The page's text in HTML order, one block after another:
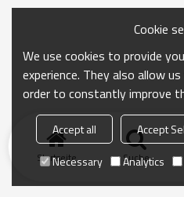
Startseite Suche
Cookie
We use cookies to provide
experience. They also allow
order to constantly improve
Accept all Accept
Necessary
Analytics